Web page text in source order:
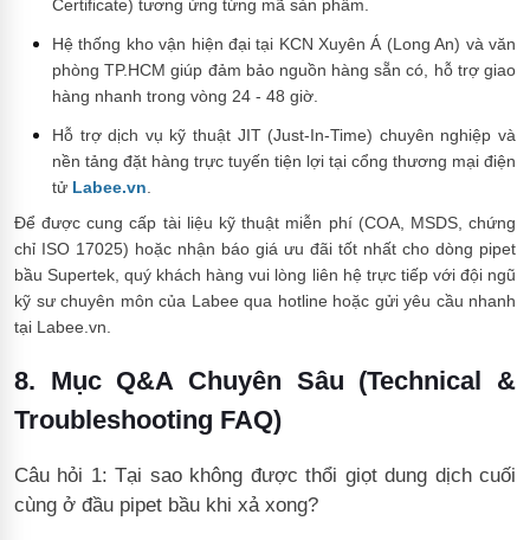
Certificate) tương ứng từng mã sản phẩm.
Hệ thống kho vận hiện đại tại KCN Xuyên Á (Long An) và văn
phòng TP.HCM giúp đảm bảo nguồn hàng sẵn có, hỗ trợ giao
hàng nhanh trong vòng 24 - 48 giờ.
Hỗ trợ dịch vụ kỹ thuật JIT (Just-In-Time) chuyên nghiệp và
nền tảng đặt hàng trực tuyến tiện lợi tại cổng thương mại điện
tử Labee.vn
Để được cung cấp tài liệu kỹ thuật miễn phí (COA, MSDS, chứng
chỉ ISO 17025) hoặc nhận báo giá ưu đãi tốt nhất cho dòng pipet
bầu Supertek, quý khách hàng vui lòng liên hệ trực tiếp với đội ngũ
kỹ sư chuyên môn của Labee qua hotline hoặc gửi yêu cầu nhanh
tại Labee.vn.
8. Mục Q&A Chuyên Sâu (Technical &
Troubleshooting FAQ)
Câu hỏi 1: Tại sao không được thổi giọt dung dịch cuối
cùng ở đầu pipet bầu khi xả xong?